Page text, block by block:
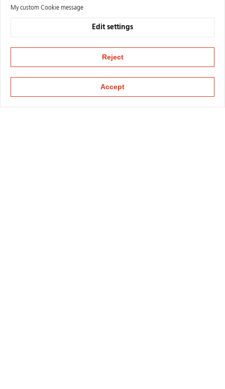
My custom Cookie message
Edit settings
Reject
Accept